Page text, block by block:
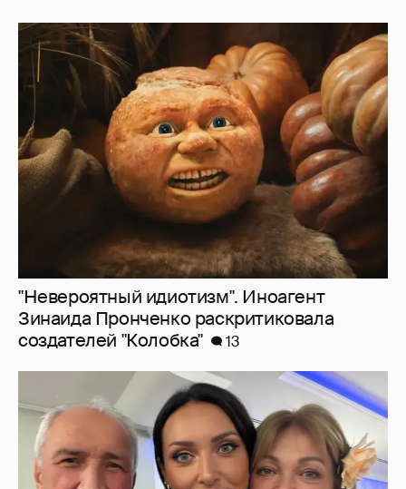
"Невероятный идиотизм". Иноагент
Зинаида Пронченко раскритиковала
создателей "Колобка"
13
Алсу показала редкое фото с родителями
6